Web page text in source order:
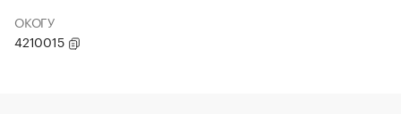
ОКОГУ
4210015